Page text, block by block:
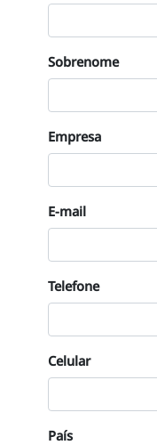
Sobrenome
Empresa
E-mail
Telefone
Celular
País